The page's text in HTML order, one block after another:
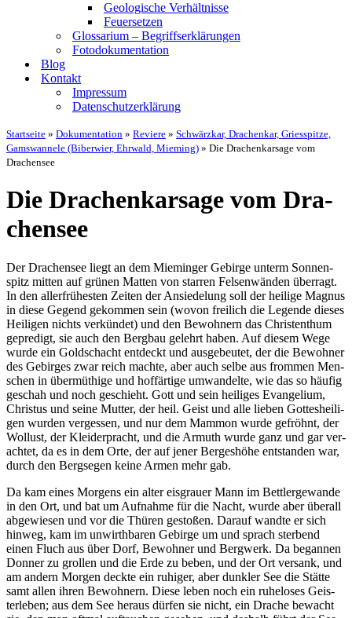
Geo­lo­gi­sche Ver­hält­nis­se
Feu­er­set­zen
Glos­sa­ri­um – Begriffs­er­klä­run­gen
Foto­do­ku­men­ta­ti­on
Blog
Kon­takt
Impres­sum
Daten­schutz­er­klä­rung
Startseite » Dokumentation » Reviere » Schwärzkar, Drachenkar, Griesspitze,
Gamswannele (Biberwier, Ehrwald, Mieming) » Die Drachenkarsage vom
Drachensee
Die Dra­chen­kar­sa­ge vom Dra­
chen­see
Der Dra­chen­see liegt an dem Mie­min­ger Gebir­ge unterm Son­nen­
spitz mit­ten auf grü­nen Mat­ten von star­ren Fel­sen­wän­den über­ragt.
In den aller­frü­hes­ten Zei­ten der Ansie­de­lung soll der hei­li­ge Magnus
in die­se Gegend gekom­men sein (wovon frei­lich die Legen­de die­ses
Hei­li­gen nichts ver­kün­det) und den Bewoh­nern das Chris­t­ent­hum
gepre­digt, sie auch den Berg­bau gelehrt haben. Auf die­sem Wege
wur­de ein Gold­schacht ent­deckt und aus­ge­beu­tet, der die Bewoh­ner
des Gebir­ges zwar reich mach­te, aber auch sel­be aus from­men Men­
schen in über­müt­hi­ge und hof­fär­ti­ge umwan­del­te, wie das so häu­fig
geschah und noch geschieht. Gott und sein hei­li­ges Evan­ge­li­um,
Chris­tus und sei­ne Mut­ter, der heil. Geist und alle lie­ben Got­tes­hei­li­
gen wur­den ver­ges­sen, und nur dem Mam­mon wur­de gefröhnt, der
Wol­lust, der Klei­der­pracht, und die Armuth wur­de ganz und gar ver­
ach­tet, da es in dem Orte, der auf jener Ber­ges­hö­he ent­stan­den war,
durch den Berg­se­gen kei­ne Armen mehr gab.
Da kam eines Mor­gens ein alter eis­grau­er Mann im Bett­ler­ge­wan­de
in den Ort, und bat um Auf­nah­me für die Nacht, wur­de aber über­all
abge­wie­sen und vor die Thü­ren gesto­ßen. Dar­auf wand­te er sich
hin­weg, kam im unwirth­ba­ren Gebir­ge um und sprach ster­bend
einen Fluch aus über Dorf, Bewoh­ner und Berg­werk. Da began­nen
Don­ner zu grol­len und die Erde zu beben, und der Ort ver­sank, und
am andern Mor­gen deck­te ein ruhi­ger, aber dunk­ler See die Stät­te
samt allen ihren Bewoh­nern. Die­se leben noch ein ruhe­lo­ses Geis­
ter­le­ben; aus dem See her­aus dür­fen sie nicht, ein Dra­che bewacht